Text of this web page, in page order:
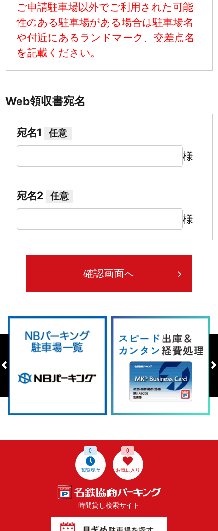
ご申請駐車場以外でご利用された可能
性のある駐車場がある場合は駐車場名
や付近にあるランドマーク、交差点名
を記載ください。
Web領収書宛名
宛名1 任意
様
宛名2 任意
様
閲覧履歴
0
お気に入り
0
時間貸し検索サイト